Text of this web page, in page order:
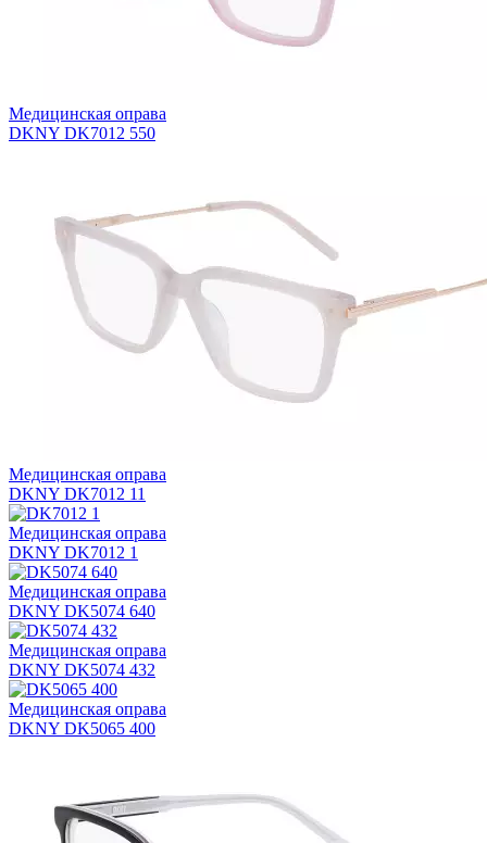
Медицинская оправа
DKNY DK7012 550
Медицинская оправа
DKNY DK7012 11
Медицинская оправа
DKNY DK7012 1
Медицинская оправа
DKNY DK5074 640
Медицинская оправа
DKNY DK5074 432
Медицинская оправа
DKNY DK5065 400